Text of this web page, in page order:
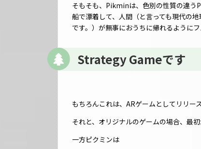
そもそも、Pikminは、色別の性質の違う
船で漂着して、人間（と言っても現代の
です。）が無事におうちに帰れるように
Strategy Gameです
もちろんこれは、ARゲームとしてリリー
それと、オリジナルのゲームの場合、最
一方ピクミンは